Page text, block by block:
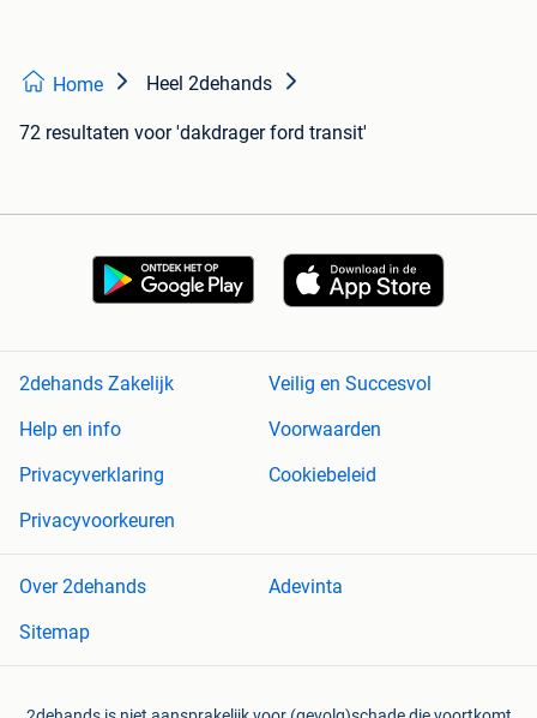
Home Heel 2dehands
72 resultaten voor 'dakdrager ford transit'
2dehands Zakelijk
Veilig en Succesvol
Help en info
Voorwaarden
Privacyverklaring
Cookiebeleid
Privacyvoorkeuren
Over 2dehands
Adevinta
Sitemap